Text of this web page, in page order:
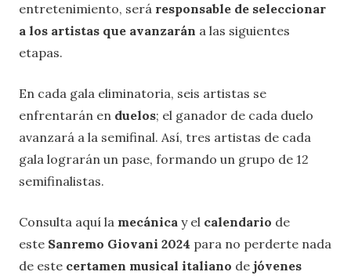
entretenimiento, será responsable de seleccionar
a los artistas que avanzarán a las siguientes
etapas.
En cada gala eliminatoria, seis artistas se
enfrentarán en duelos; el ganador de cada duelo
avanzará a la semifinal. Así, tres artistas de cada
gala lograrán un pase, formando un grupo de 12
semifinalistas.
Consulta aquí la mecánica y el calendario de
este Sanremo Giovani 2024 para no perderte nada
de este certamen musical italiano de jóvenes